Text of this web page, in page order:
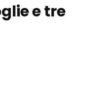
e tre